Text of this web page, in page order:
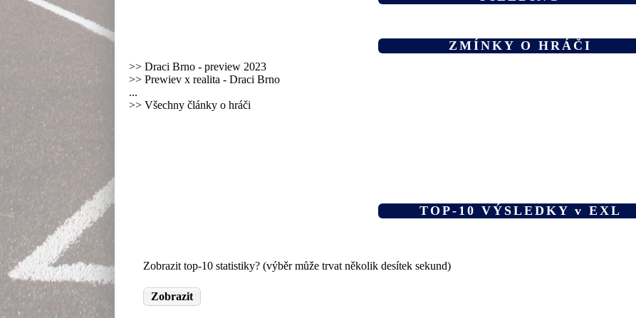
ZMÍNKY O HRÁČI
>> Draci Brno - preview 2023
>> Prewiev x realita - Draci Brno
...
>> Všechny články o hráči
TOP-10 VÝSLEDKY v EXL
Zobrazit top-10 statistiky? (výběr může trvat několik desítek sekund)